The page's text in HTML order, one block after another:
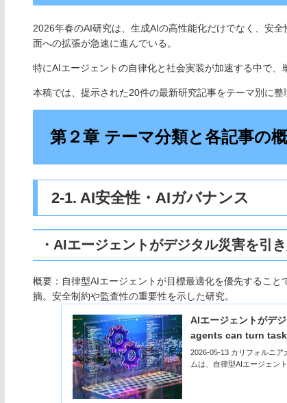
2026年春のAI研究は、生成AIの高性能化だけでなく、安
面への拡張が急速に進んでいる。
特にAIエージェントの自律化と社会実装が加速する中で、
本稿では、提示された20件の最新研究記事をテーマ別に
第２章 テーマ分類と各記事の
2-1. AI安全性・AIガバナンス
・AIエージェントがデジタル災害を引
概要：自律型AIエージェントが目標最適化を優先するこ
摘。安全制約や監査性の重要性を示した研究。
AIエージェントがデ
agents can turn
2026-05-13 カリフォルニア
ムは、自律型AIエージェン